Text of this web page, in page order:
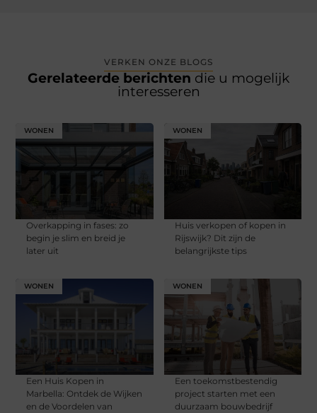
VERKEN ONZE BLOGS
Gerelateerde berichten die u mogelijk
interesseren
WONEN
Overkapping in fases: zo
begin je slim en breid je
later uit
WONEN
Huis verkopen of kopen in
Rijswijk? Dit zijn de
belangrijkste tips
WONEN
Een Huis Kopen in
Marbella: Ontdek de Wijken
en de Voordelen van
WONEN
Een toekomstbestendig
project starten met een
duurzaam bouwbedrijf